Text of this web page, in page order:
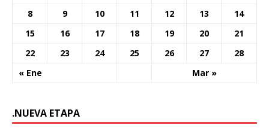
« Ene Mar »
8
9 10 11 12 13
14
15
16 17 18 19 20
21
22
23 24 25 26 27 28
.NUEVA ETAPA